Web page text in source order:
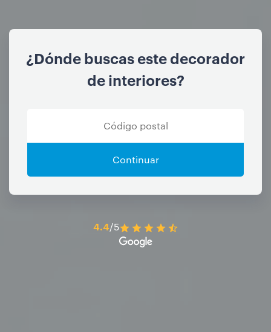
¿Dónde buscas este decorador
de interiores?
Continuar
4.4/5